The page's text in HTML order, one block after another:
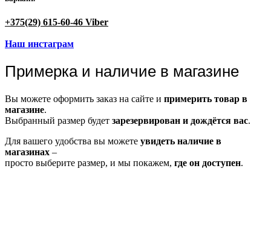
+375(29) 615-60-46 Viber
Наш инстаграм
Примерка и наличие в магазине
Вы можете оформить заказ на сайте и примерить товар в
магазине.
Выбранный размер будет зарезервирован и дождётся вас.
Для вашего удобства вы можете увидеть наличие в
магазинах –
просто выберите размер, и мы покажем, где он доступен.